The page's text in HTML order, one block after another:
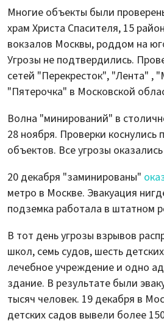
Многие объекты были
храм Христа Спасителя, 15
вокзалов Москвы, роддом на
Угрозы не подтвердились.
сетей "Перекресток", "Лента" ,
"Пятерочка" в Московской
Волна "минирований" в
28 ноября. Проверки коснулись
объектов. Все угрозы
20 декабря "заминированы"
метро в Москве. Эвакуация
подземка работала в штатном
В тот день угрозы взрывов
школ, семь судов, шесть
лечебное учреждение и одно
здание. В результате были
тысяч человек. 19 декабря в
детских садов вывели более